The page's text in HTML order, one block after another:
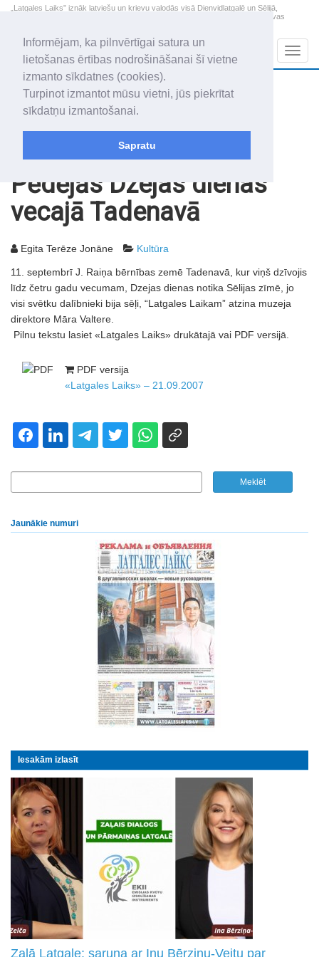
Informējam, ka pilnvērtīgai satura un
lietošanas ērtības nodrošināšanai šī vietne
izmanto sīkdatnes (cookies).
Turpinot izmantot mūsu vietni, jūs piekrītat
sīkdatņu izmantošanai.
Sapratu
„Latgales Laiks” iznāk latviešu un krievu valodās visā Dienvidlatgalē un Sēlijā,
„Latgales Laiks” latviešu valodā aptver Daugavpils valstspilsētu, Augšdaugavas
2026. gada 7. augusts
Piektdiena
Alfrēds, Fredis, Madars
+16.3
Pēdējās Dzejas dienas
vecajā Tadenavā
Egita Terēze Jonāne Kultūra
11. septembrī J. Raiņa bērnības zemē Tadenavā, kur viņš dzīvojis
līdz četru gadu vecumam, Dzejas dienas notika Sēlijas zīmē, jo
visi svētku dalībnieki bija sēļi, “Latgales Laikam” atzina muzeja
direktore Māra Valtere.
Pilnu tekstu lasiet «Latgales Laiks» drukātajā vai PDF versijā.
PDF versija
«Latgales Laiks» – 21.09.2007
Jaunākie numuri
Iesakām izlasīt
Zaļā Latgale: saruna ar Inu Bērziņu-Veitu par